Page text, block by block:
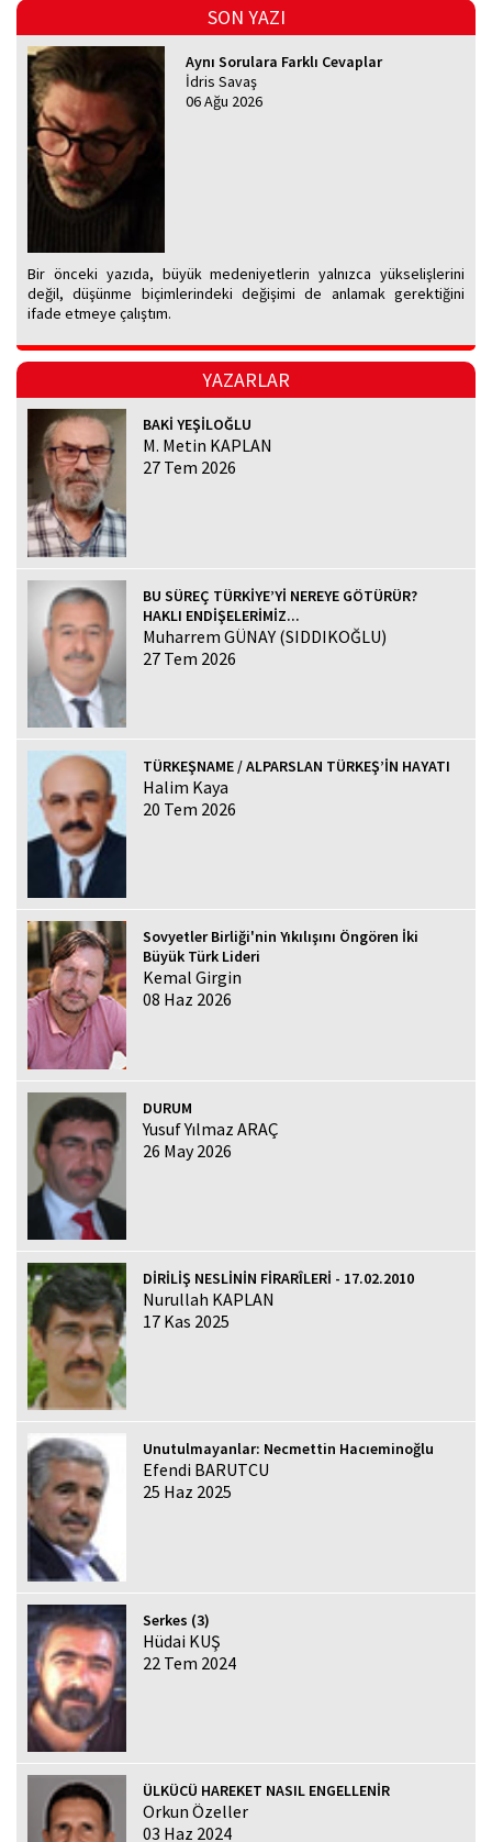
SON YAZI
Aynı Sorulara Farklı Cevaplar
İdris Savaş
06 Ağu 2026
Bir önceki yazıda, büyük medeniyetlerin yalnızca yükselişlerini
değil, düşünme biçimlerindeki değişimi de anlamak gerektiğini
ifade etmeye çalıştım.
YAZARLAR
BAKİ YEŞİLOĞLU
M. Metin KAPLAN
27 Tem 2026
BU SÜREÇ TÜRKİYE’Yİ NEREYE GÖTÜRÜR?
HAKLI ENDİŞELERİMİZ...
Muharrem GÜNAY (SIDDIKOĞLU)
27 Tem 2026
TÜRKEŞNAME / ALPARSLAN TÜRKEŞ’İN HAYATI
Halim Kaya
20 Tem 2026
Sovyetler Birliği'nin Yıkılışını Öngören İki
Büyük Türk Lideri
Kemal Girgin
08 Haz 2026
DURUM
Yusuf Yılmaz ARAÇ
26 May 2026
DİRİLİŞ NESLİNİN FİRARÎLERİ - 17.02.2010
Nurullah KAPLAN
17 Kas 2025
Unutulmayanlar: Necmettin Hacıeminoğlu
Efendi BARUTCU
25 Haz 2025
Serkes (3)
Hüdai KUŞ
22 Tem 2024
ÜLKÜCÜ HAREKET NASIL ENGELLENİR
Orkun Özeller
03 Haz 2024